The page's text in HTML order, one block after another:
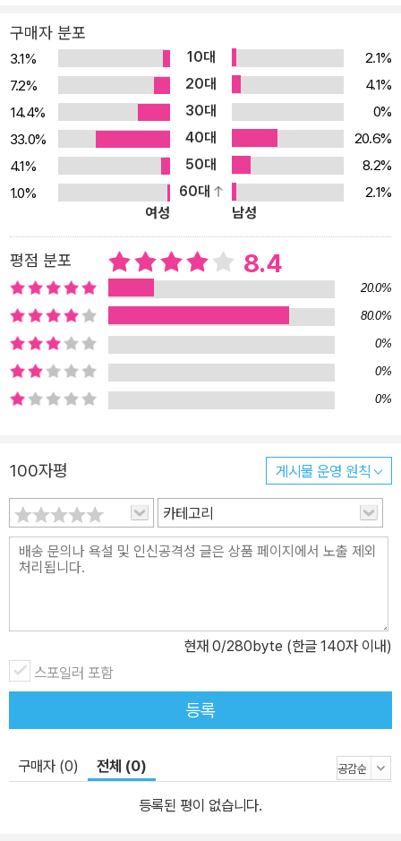
있었을까? 그녀는 자신의 이름으로 펴낸 첫 번째 책 『16살, 절실한
꿈이 나를 움직인다』를 통해 그 질문에 대한 답을 들려준다. 가난한
집안에서 자란 평범한 소녀가 어떻게 세계적인 프로골퍼로 성장할 수
있었는지, 벼랑 끝에 몰릴 때마다 어떻게 절망을 털어내고 다시 일어
섰는지, 화려한 성공과 뼈아픈 실패를 모두 경험해본 사람만이 들려
줄 수 있는 성숙한 내면의 이야기들을 들려준다. 가난한 집안 환경, 가
슴 아픈 엄마와의 이별?? 그 속에서도 꿈꾸기를 멈출 수 없었던 작은
소녀의 뭉클한 이야기 착하고 여리기만 했던 소녀 신지애가 바뀌기
시작한 것은 초등학교 5학년 무렵, ‘골프’라는 꿈을 발견하면서부터
였다. 가난한 집안 형편 때문에 남들처럼 제대로 된 훈련은 꿈도 꿀 수
없었지만, 그녀는 자신의 처지를 비관하거나 원망하지 않고 아버지의
혹독한 훈련을 묵묵히 견뎌냈다. 2003년, 열여섯 살이라는 어린 나
이에 교통사고로 어머니를 여의고 두 동생을 책임져야 하는 가장이
되었지만, 아픔은 오히려 ‘꿈’을 향해 달려가는 원동력이 되었다. 신지
애는 강한 정신력과 목표를 향한 집념으로 그 아픔을 견뎌냈고, 그 결
과 어느 누구보다도 위기에 강한 ‘파이널 퀸’으로 거듭났다. 2009년
수상했고, 2010년 마침내 세계 랭킹 1위에 오르며 한국여자골프의
기가 찾아왔다. 스윙 자세를 무리하게 교정하면서 지독한 슬럼프가
찾아왔고, 크고 작은 부상에 시달렸다. 후유증을 떨쳐내고 감각을 회
복해가던 2012년 초에는 시즌 도중에 왼쪽 손바닥의 뼛조각이 떨어
가운 시선도 견뎌야 했다. 하지만 그 과정을 겪으며 그녀의 내면은 이
전보다 더 성숙해졌다. 주변의 시선에 흔들리지 않는 여유를 갖게 되
었고, 골프를 향한 열정과 목표의식도 되찾았다. 그리고 2012년 9월,
신지애는 LPGA 킹스밀 챔피언십과 브리티시오픈에서 2주 연속으로
이 깊을수록 희망은 더 밝게 빛난다! 현실의 벽 앞에서 힘겨워하는 이
인다』는 희망과 절망, 성공과 좌절이 교차했던 신지애의 지난 십 여
구매자 분포
3.1% 10대
2.1%
7.2%
20대
4.1%
14.4%
30대
0%
33.0%
40대
20.6%
4.1%
50대
8.2%
1.0%
60대
2.1%
여성
남성
평점 분포 8.4
20.0%
80.0%
0%
0%
0%
100자평 게시물 운영 원칙
카테고리
현재 0/280byte (한글 140자 이내)
스포일러 포함
등록
구매자 (0) 전체 (0)
등록된 평이 없습니다.